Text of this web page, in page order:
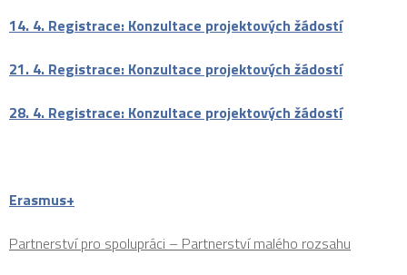
14. 4. Registrace: Konzultace projektových žádostí
21. 4. Registrace: Konzultace projektových žádostí
28. 4. Registrace: Konzultace projektových žádostí
Erasmus+
Partnerství pro spolupráci – Partnerství malého rozsahu